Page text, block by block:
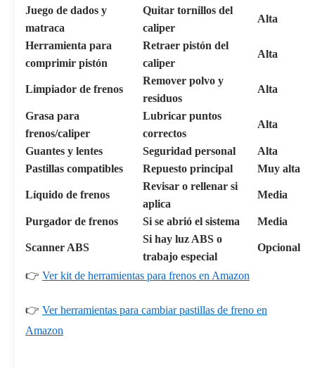
Juego de dados y
matraca
Quitar tornillos del
caliper
Alta
Herramienta para
comprimir pistón
Retraer pistón del
caliper
Alta
Limpiador de frenos
Remover polvo y
residuos
Alta
Grasa para
frenos/caliper
Lubricar puntos
correctos
Alta
Guantes y lentes Seguridad personal
Alta
Pastillas compatibles
Repuesto principal Muy alta
Líquido de frenos
Revisar o rellenar si
aplica
Media
Purgador de frenos Si se abrió el sistema Media
Scanner ABS
Si hay luz ABS o
trabajo especial
Opcional
👉 Ver kit de herramientas para frenos en Amazon
👉 Ver herramientas para cambiar pastillas de freno en
Amazon